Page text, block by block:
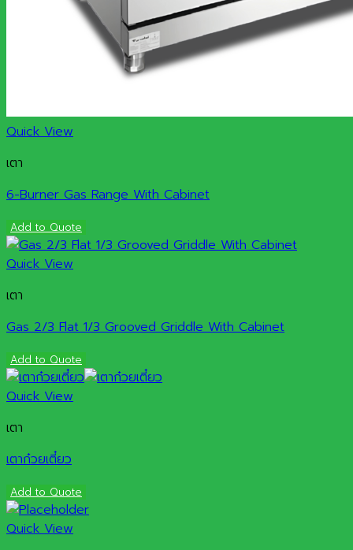
Quick View
เตา
6-Burner Gas Range With Cabinet
Add to Quote
Quick View
เตา
Gas 2/3 Flat 1/3 Grooved Griddle With Cabinet
Add to Quote
Quick View
เตา
เตาก๋วยเตี๋ยว
Add to Quote
Quick View